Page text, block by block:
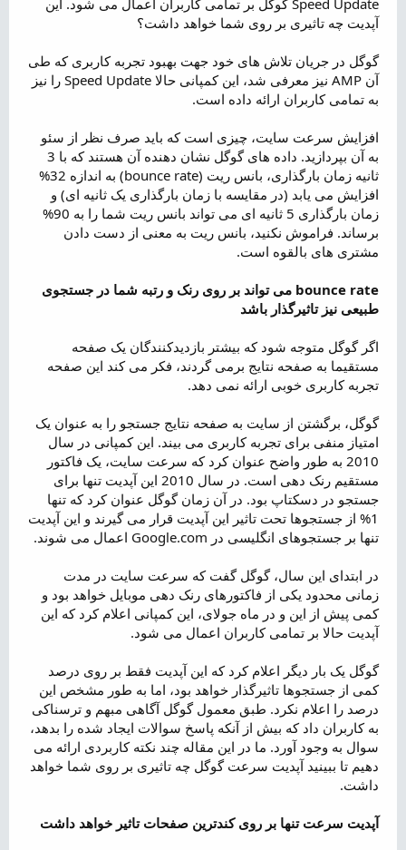
ض
و
آپدیت چه تاثیری بر روی شما خواهد داشت؟
گوگل در جریان تلاش های خود جهت بهبود تجربه کاربری که طی
آن AMP نیز معرفی شد، این کمپانی حالا Speed Update را نیز
به تمامی کاربران ارائه داده است.
افزایش سرعت سایت، چیزی است که باید صرف نظر از سئو
به آن بپردازید. داده های گوگل نشان دهنده آن هستند که با 3
ثانیه زمان بارگذاری، بانس ریت (bounce rate) به اندازه 32%
افزایش می یابد (در مقایسه با زمان بارگذاری یک ثانیه ای) و
زمان بارگذاری 5 ثانیه ای می تواند بانس ریت شما را به 90%
برساند. فراموش نکنید، بانس ریت به معنی از دست دادن
مشتری های بالقوه است.
bounce rate می تواند بر روی رنک و رتبه شما در جستجوی
طبیعی نیز تاثیرگذار باشد
اگر گوگل متوجه شود که بیشتر بازدیدکنندگان یک صفحه
مستقیما به صفحه نتایج برمی گردند، فکر می کند این صفحه
تجربه کاربری خوبی ارائه نمی دهد.
گوگل، برگشتن از سایت به صفحه نتایج جستجو را به عنوان یک
امتیاز منفی برای تجربه کاربری می بیند. این کمپانی در سال
2010 به طور واضح عنوان کرد که سرعت سایت، یک فاکتور
مستقیم رنک دهی است. در سال 2010 این آپدیت تنها برای
جستجو در دسکتاپ بود. در آن زمان گوگل عنوان کرد که تنها
1% از جستجوها تحت تاثیر این آپدیت قرار می گیرند و این آپدیت
تنها بر جستجوهای انگلیسی در Google.com اعمال می شوند.
در ابتدای این سال، گوگل گفت که سرعت سایت در مدت
زمانی محدود یکی از فاکتورهای رنک دهی موبایل خواهد بود و
کمی پیش از این و در ماه جولای، این کمپانی اعلام کرد که این
آپدیت حالا بر تمامی کاربران اعمال می شود.
گوگل یک بار دیگر اعلام کرد که این آپدیت فقط بر روی درصد
کمی از جستجوها تاثیرگذار خواهد بود، اما به طور مشخص این
درصد را اعلام نکرد. طبق معمول گوگل آگاهی مبهم و ترسناکی
به کاربران داد که بیش از آنکه پاسخ سوالات ایجاد شده را بدهد،
سوال به وجود آورد. ما در این مقاله چند نکته کاربردی ارائه می
دهیم تا ببینید آپدیت سرعت گوگل چه تاثیری بر روی شما خواهد
داشت.
آپدیت سرعت تنها بر روی کندترین صفحات تاثیر خواهد داشت